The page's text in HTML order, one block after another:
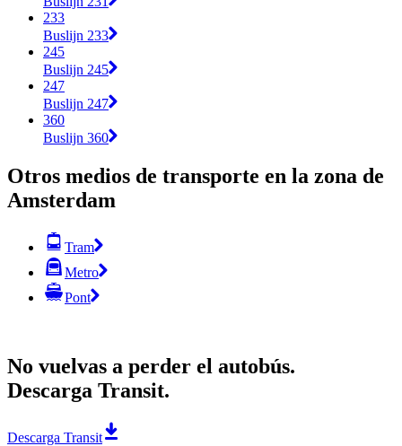
233
Buslijn 233
245
Buslijn 245
247
Buslijn 247
360
Buslijn 360
Otros medios de transporte en la zona de
Amsterdam
Tram
Metro
Pont
No vuelvas a perder el autobús.
Descarga Transit.
Descarga Transit